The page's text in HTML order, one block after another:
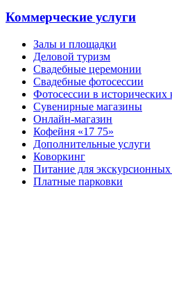
Коммерческие услуги
Залы и площадки
Деловой туризм
Свадебные церемонии
Свадебные фотосессии
Фотосессии в исторических
Сувенирные магазины
Онлайн-магазин
Кофейня «17 75»
Дополнительные услуги
Коворкинг
Питание для
Платные парковки